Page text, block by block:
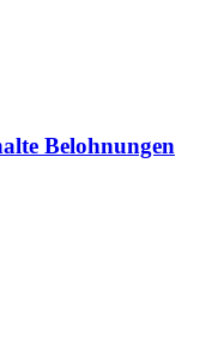
Belohnungen